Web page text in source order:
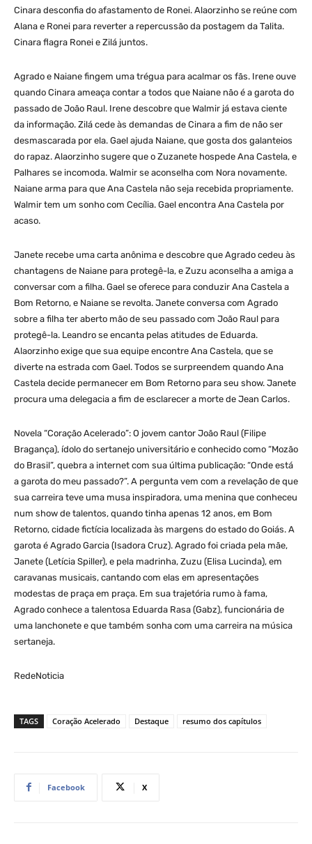
Cinara desconfia do afastamento de Ronei. Alaorzinho se reúne com
Alana e Ronei para reverter a repercussão da postagem da Talita.
Cinara flagra Ronei e Zilá juntos.
Agrado e Naiane fingem uma trégua para acalmar os fãs. Irene ouve
quando Cinara ameaça contar a todos que Naiane não é a garota do
passado de João Raul. Irene descobre que Walmir já estava ciente
da informação. Zilá cede às demandas de Cinara a fim de não ser
desmascarada por ela. Gael ajuda Naiane, que gosta dos galanteios
do rapaz. Alaorzinho sugere que o Zuzanete hospede Ana Castela, e
Palhares se incomoda. Walmir se aconselha com Nora novamente.
Naiane arma para que Ana Castela não seja recebida propriamente.
Walmir tem um sonho com Cecília. Gael encontra Ana Castela por
acaso.
Janete recebe uma carta anônima e descobre que Agrado cedeu às
chantagens de Naiane para protegê-la, e Zuzu aconselha a amiga a
conversar com a filha. Gael se oferece para conduzir Ana Castela a
Bom Retorno, e Naiane se revolta. Janete conversa com Agrado
sobre a filha ter aberto mão de seu passado com João Raul para
protegê-la. Leandro se encanta pelas atitudes de Eduarda.
Alaorzinho exige que sua equipe encontre Ana Castela, que se
diverte na estrada com Gael. Todos se surpreendem quando Ana
Castela decide permanecer em Bom Retorno para seu show. Janete
procura uma delegacia a fim de esclarecer a morte de Jean Carlos.
Novela “Coração Acelerado”: O jovem cantor João Raul (Filipe
Bragança), ídolo do sertanejo universitário e conhecido como “Mozão
do Brasil”, quebra a internet com sua última publicação: “Onde está
a garota do meu passado?”. A pergunta vem com a revelação de que
sua carreira teve uma musa inspiradora, uma menina que conheceu
num show de talentos, quando tinha apenas 12 anos, em Bom
Retorno, cidade fictícia localizada às margens do estado do Goiás. A
garota é Agrado Garcia (Isadora Cruz). Agrado foi criada pela mãe,
Janete (Letícia Spiller), e pela madrinha, Zuzu (Elisa Lucinda), em
caravanas musicais, cantando com elas em apresentações
modestas de praça em praça. Em sua trajetória rumo à fama,
Agrado conhece a talentosa Eduarda Rasa (Gabz), funcionária de
uma lanchonete e que também sonha com uma carreira na música
sertaneja.
RedeNoticia
TAGS Coração Acelerado Destaque resumo dos capítulos
Facebook X